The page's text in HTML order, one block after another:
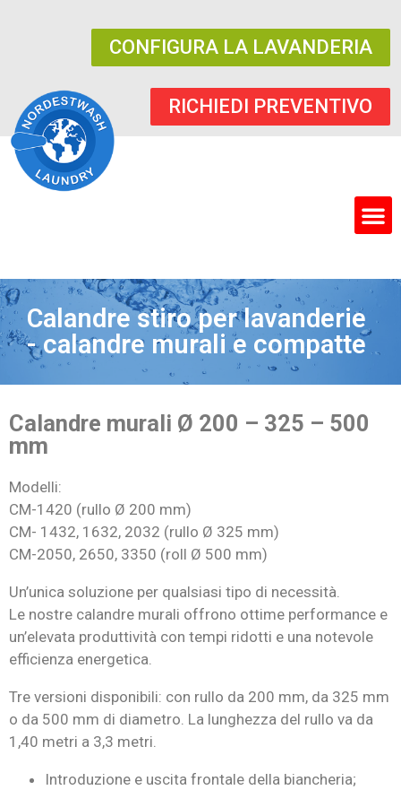
CONFIGURA LA LAVANDERIA
RICHIEDI PREVENTIVO
Calandre stiro per lavanderie
- calandre murali e compatte
Calandre murali Ø 200 – 325 – 500
mm
Modelli:
CM-1420 (rullo Ø 200 mm)
CM- 1432, 1632, 2032 (rullo Ø 325 mm)
CM-2050, 2650, 3350 (roll Ø 500 mm)
Un’unica soluzione per qualsiasi tipo di necessità.
Le nostre calandre murali offrono ottime performance e
un’elevata produttività con tempi ridotti e una notevole
efficienza energetica.
Tre versioni disponibili: con rullo da 200 mm, da 325 mm
o da 500 mm di diametro. La lunghezza del rullo va da
1,40 metri a 3,3 metri.
Introduzione e uscita frontale della biancheria;